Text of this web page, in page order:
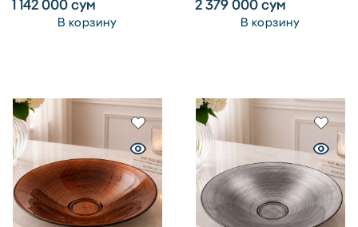
1 142 000сум
В корзину
2 379 000сум
В корзину